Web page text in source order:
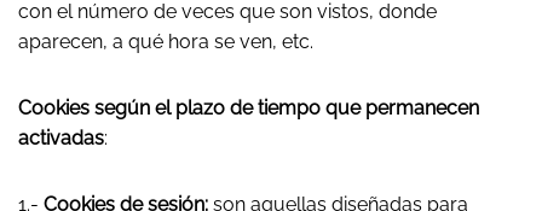
con el número de veces que son vistos, donde
aparecen, a qué hora se ven, etc.
Cookies según el plazo de tiempo que permanecen
activadas:
1.- Cookies de sesión: son aquellas diseñadas para